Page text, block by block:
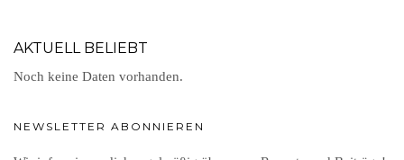
AKTUELL BELIEBT
Noch keine Daten vorhanden.
NEWSLETTER ABONNIEREN